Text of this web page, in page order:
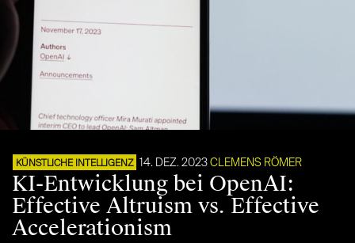
KÜNSTLICHE INTELLIGENZ 14. DEZ. 2023 CLEMENS RÖMER
KI-Entwicklung bei OpenAI:
Effective Altruism vs. Effective
Accelerationism